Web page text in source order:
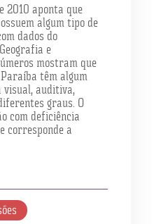
2010 aponta que
algum tipo de
dados do
e
mostram que
têm algum
visual, auditiva,
graus. O
com deficiência
corresponde a